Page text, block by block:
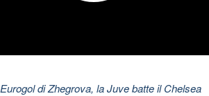
Eurogol di Zhegrova, la Juve batte il Chelsea